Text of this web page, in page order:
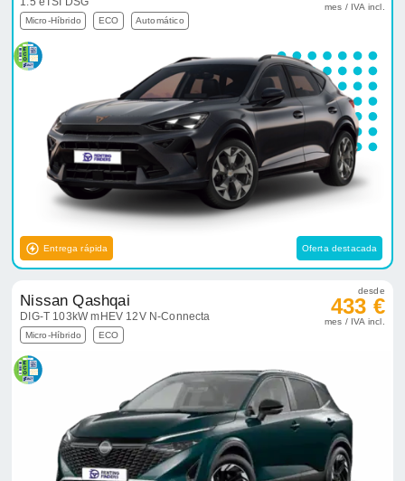
Micro-Híbrido ECO Automático
mes / IVA incl.
Entrega rápida Oferta destacada
Nissan Qashqai
DIG-T 103kW mHEV 12V N-Connecta
Micro-Híbrido ECO
desde
433 €
mes / IVA incl.